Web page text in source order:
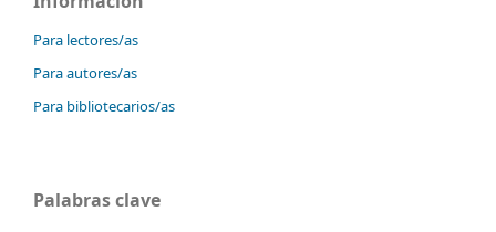
Para lectores/as
Para autores/as
Para bibliotecarios/as
Palabras clave